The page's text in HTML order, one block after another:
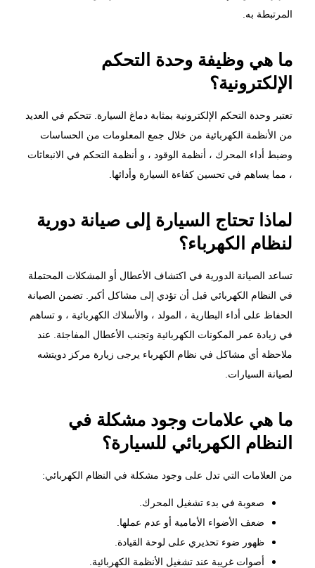
المرتبطة به.
ما هي وظيفة وحدة التحكم
الإلكترونية؟
تعتبر وحدة التحكم الإلكترونية بمثابة دماغ السيارة. تتحكم في العديد
من الأنظمة الكهربائية من خلال جمع المعلومات من الحساسات
وضبط أداء المحرك ، أنظمة الوقود ، و أنظمة التحكم في الانبعاثات
، مما يساهم في تحسين كفاءة السيارة وأدائها.
لماذا تحتاج السيارة إلى صيانة دورية
لنظام الكهرباء؟
تساعد الصيانة الدورية في اكتشاف الأعطال أو المشكلات المحتملة
في النظام الكهربائي قبل أن تؤدي إلى مشاكل أكبر. تضمن الصيانة
الحفاظ على أداء البطارية ، المولد ، والأسلاك الكهربائية ، و تساهم
في زيادة عمر المكونات الكهربائية وتجنب الأعطال المفاجئة. عند
ملاحظة أي مشاكل في نظام الكهرباء يرجى زيارة مركز دويتشه
لصيانة السيارات.
ما هي علامات وجود مشكلة في
النظام الكهربائي للسيارة؟
من العلامات التي تدل على وجود مشكلة في النظام الكهربائي:
صعوبة في بدء تشغيل المحرك.
ضعف الأضواء الأمامية أو عدم عملها.
ظهور ضوء تحذيري على لوحة القيادة.
أصوات غريبة عند تشغيل الأنظمة الكهربائية.